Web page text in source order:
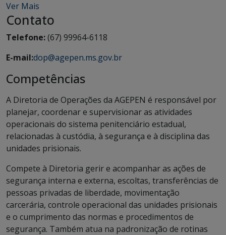
Ver Mais
Contato
Telefone:(67) 99964-6118
E-mail:dop@agepen.ms.gov.br
Competências
A Diretoria de Operações da AGEPEN é responsável por
planejar, coordenar e supervisionar as atividades
operacionais do sistema penitenciário estadual,
relacionadas à custódia, à segurança e à disciplina das
unidades prisionais.
Compete à Diretoria gerir e acompanhar as ações de
segurança interna e externa, escoltas, transferências de
pessoas privadas de liberdade, movimentação
carcerária, controle operacional das unidades prisionais
e o cumprimento das normas e procedimentos de
segurança. Também atua na padronização de rotinas